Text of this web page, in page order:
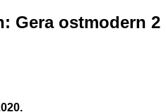
Gera ostmodern 2